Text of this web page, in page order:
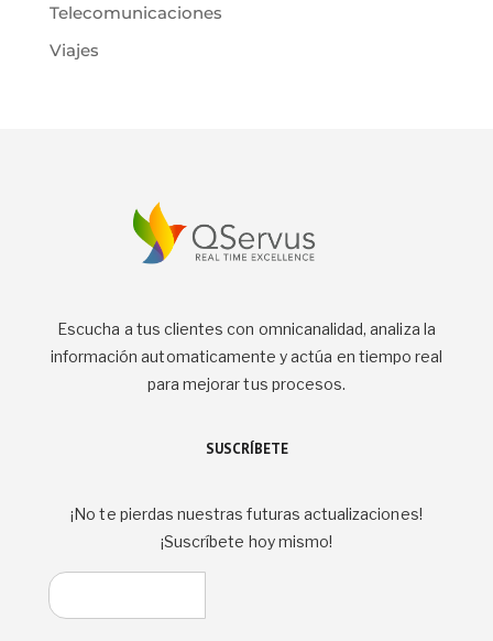
Telecomunicaciones
Viajes
Escucha a tus clientes con omnicanalidad, analiza la
información automaticamente y actúa en tiempo real
para mejorar tus procesos.
SUSCRÍBETE
¡No te pierdas nuestras futuras actualizaciones!
¡Suscríbete hoy mismo!